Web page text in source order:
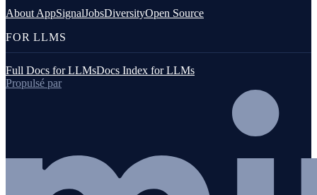
About AppSignalJobsDiversityOpen Source
FOR LLMS
Full Docs for LLMsDocs Index for LLMs
Propulsé par